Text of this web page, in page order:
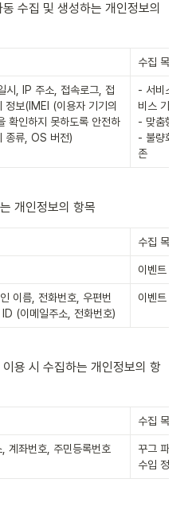
수집 및 생성하는 개인정보의
수집 목적
시, IP 주소, 접속로그, 접
정보(IMEI (이용자 기기의
확인하지 못하도록 안전하
종류, OS 버전)
- 서비스
비스 기능
- 맞춤형
- 불량회원
존
개인정보의 항목
수집 목적
이벤트 당
이름, 전화번호, 우편번
(이메일주소, 전화번호)
이벤트 당
용 시 수집하는 개인정보의 항
수집 목적
계좌번호, 주민등록번호
꾸그 파트
수입 정산,